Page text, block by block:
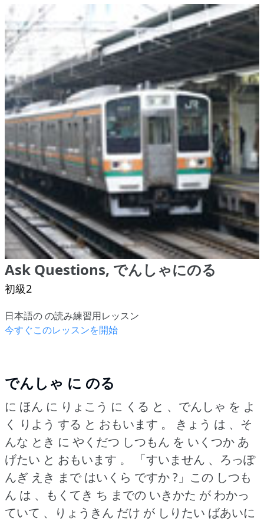
Ask Questions, でんしゃにのる
初級2
日本語の の読み練習用レッスン
今すぐこのレッスンを開始
でんしゃ に のる
に ほん に りょこう に くる と 、でんしゃ を よ
く りよう する と おもいます 。
きょう は 、そ
んな とき に やくだつ しつもん を いくつか あ
げたい と おもいます 。
「すいません 、ろっぽ
んぎ えき まで はいくら ですか ?」この しつも
ん は 、もくてき ち までの いきかた が わかっ
ていて 、りょうきん だけ が しりたい ばあいに